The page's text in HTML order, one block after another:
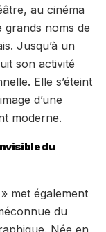
au cinéma
grands noms de
Jusqu’à un
son activité
Elle s’éteint
d’une
moderne.
du
met également
du